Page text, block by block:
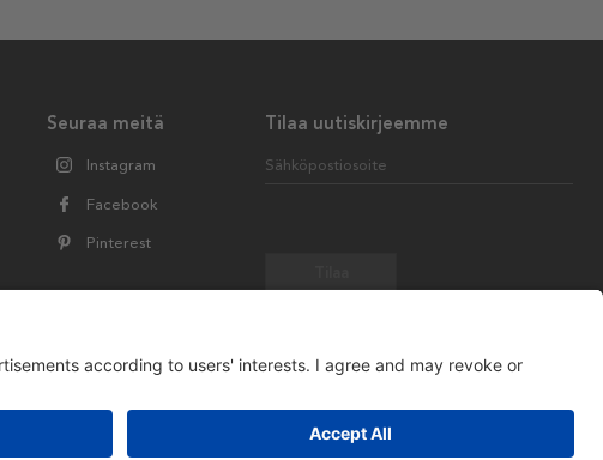
Tilaa uutiskirjeemme
Sähköpostiosoite
Seuraa meitä
Instagram
Facebook
Pinterest